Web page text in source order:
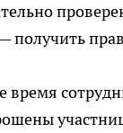
получить
время